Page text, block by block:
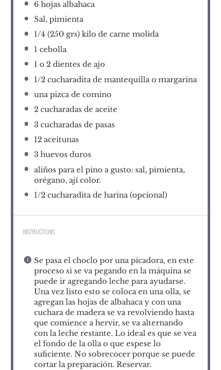
6 hojas albahaca
Sal, pimienta
1/4 (250 grs) kilo de carne molida
1 cebolla
1 o 2 dientes de ajo
1/2cucharadita de mantequilla o margarina
una pizca de comino
2cucharadas de aceite
3cucharadas de pasas
12aceitunas
3huevos duros
aliños para el pino a gusto: sal, pimienta,
orégano, ají color.
1/2cucharadita de harina (opcional)
INSTRUCTIONS
Se pasa el choclo por una picadora, en este
proceso si se va pegando en la máquina se
puede ir agregando leche para ayudarse.
Una vez listo esto se coloca en una olla, se
agregan las hojas de albahaca y con una
cuchara de madera se va revolviendo hasta
que comience a hervir, se va alternando
con la leche restante. Lo ideal es que se vea
el fondo de la olla o que espese lo
suficiente. No sobrecocer porque se puede
cortar la preparación. Reservar.